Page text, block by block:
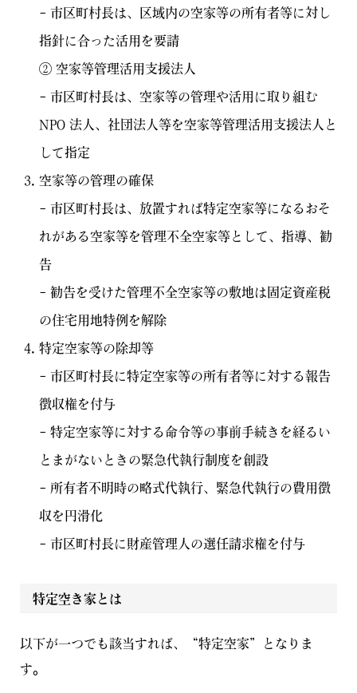
– 市区町村長は、区域内の空家等の所有者等に対し
指針に合った活用を要請
② 空家等管理活用支援法人
– 市区町村長は、空家等の管理や活用に取り組む
NPO 法人、社団法人等を空家等管理活用支援法人と
して指定
空家等の管理の確保
– 市区町村長は、放置すれば特定空家等になるおそ
れがある空家等を管理不全空家等として、指導、勧
告
– 勧告を受けた管理不全空家等の敷地は固定資産税
の住宅用地特例を解除
特定空家等の除却等
– 市区町村長に特定空家等の所有者等に対する報告
徴収権を付与
– 特定空家等に対する命令等の事前手続きを経るい
とまがないときの緊急代執行制度を創設
– 所有者不明時の略式代執行、緊急代執行の費用徴
収を円滑化
– 市区町村長に財産管理人の選任請求権を付与
特定空き家とは
以下が一つでも該当すれば、“特定空家”となりま
す。